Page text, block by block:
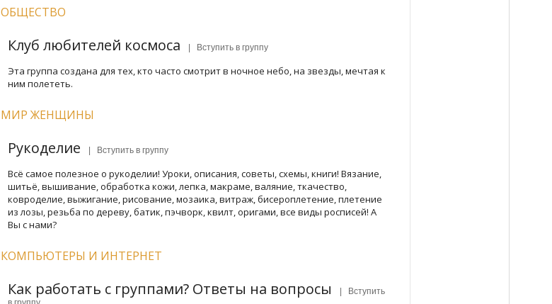
ОБЩЕСТВО
Клуб любителей космоса | Вступить в группу
Эта группа создана для тех, кто часто смотрит в ночное небо, на звезды, мечтая к
ним полететь.
МИР ЖЕНЩИНЫ
Рукоделие | Вступить в группу
Всё самое полезное о рукоделии! Уроки, описания, советы, схемы, книги! Вязание,
шитьё, вышивание, обработка кожи, лепка, макраме, валяние, ткачество,
ковроделие, выжигание, рисование, мозаика, витраж, бисероплетение, плетение
из лозы, резьба по дереву, батик, пэчворк, квилт, оригами, все виды росписей! А
Вы с нами?
КОМПЬЮТЕРЫ И ИНТЕРНЕТ
Как работать с группами? Ответы на вопросы
| Вступить